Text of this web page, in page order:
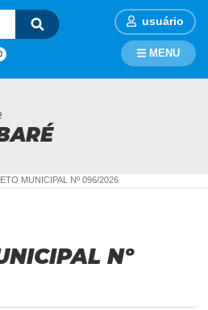
usuário
MENU
MUNICIPAL Nº 096/2026
Nº